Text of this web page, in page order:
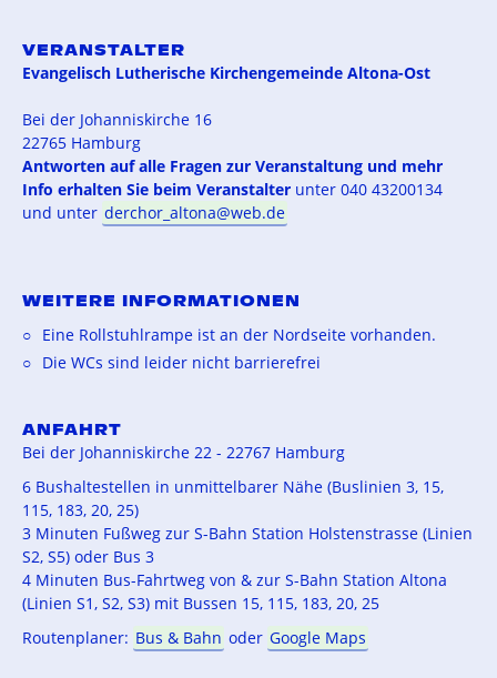
VERANSTALTER
Evangelisch Lutherische Kirchengemeinde Altona-Ost
Bei der Johanniskirche 16
22765 Hamburg
Antworten auf alle Fragen zur Veranstaltung und mehr
Info erhalten Sie beim Veranstalter unter 040 43200134
und unter derchor_altona@web.de
WEITERE INFORMATIONEN
Eine Rollstuhlrampe ist an der Nordseite vorhanden.
Die WCs sind leider nicht barrierefrei
ANFAHRT
Bei der Johanniskirche 22 - 22767 Hamburg
6 Bushaltestellen in unmittelbarer Nähe (Buslinien 3, 15,
115, 183, 20, 25)
3 Minuten Fußweg zur S-Bahn Station Holstenstrasse (Linien
S2, S5) oder Bus 3
4 Minuten Bus-Fahrtweg von & zur S-Bahn Station Altona
(Linien S1, S2, S3) mit Bussen 15, 115, 183, 20, 25
Routenplaner: Bus & Bahn oder Google Maps